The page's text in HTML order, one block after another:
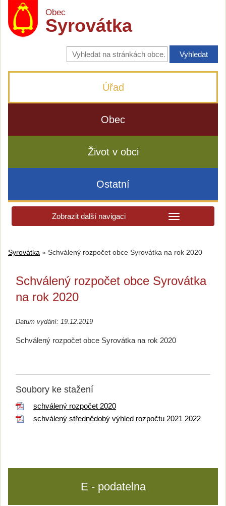
Obec
Syrovátka
Vyhledávání
na
stránkách
Úřad
Obec
Život v obci
Ostatní
Zobrazit další navigaci
Syrovátka » Schválený rozpočet obce Syrovátka na rok 2020
Schválený rozpočet obce Syrovátka
na rok 2020
Datum vydání: 19.12.2019
Schválený rozpočet obce Syrovátka na rok 2020
Soubory ke stažení
schválený rozpočet 2020
schválený střednědobý výhled rozpočtu 2021 2022
E - podatelna